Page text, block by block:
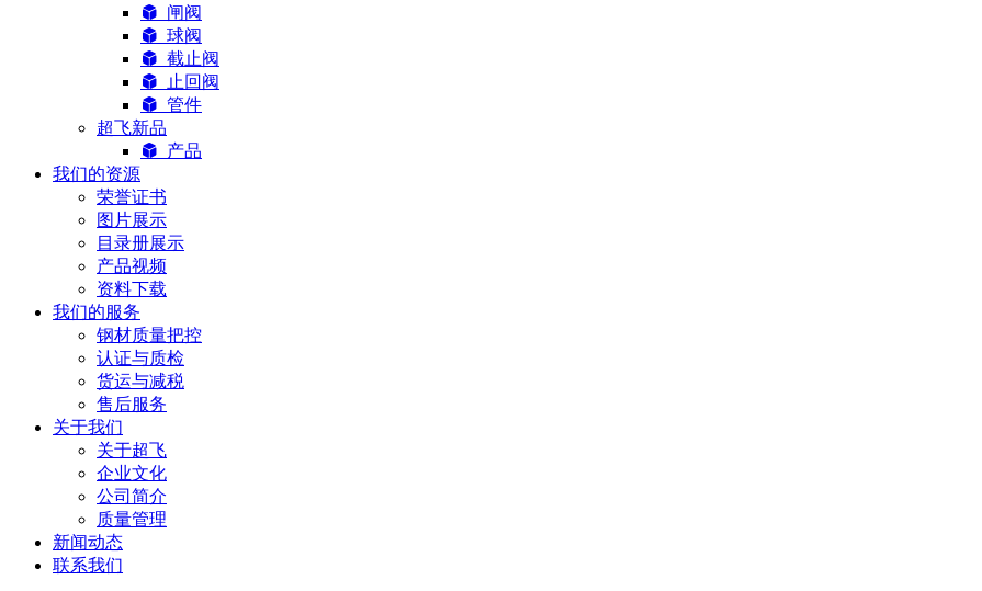
闸阀
球阀
截止阀
止回阀
管件
超飞新品
产品
我们的资源
荣誉证书
图片展示
目录册展示
产品视频
资料下载
我们的服务
钢材质量把控
认证与质检
货运与减税
售后服务
关于我们
关于超飞
企业文化
公司简介
质量管理
新闻动态
联系我们